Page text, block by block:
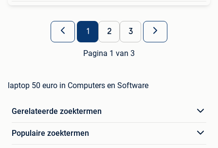
1 2 3
Pagina 1 van 3
laptop 50 euro in Computers en Software
Gerelateerde zoektermen
Populaire zoektermen